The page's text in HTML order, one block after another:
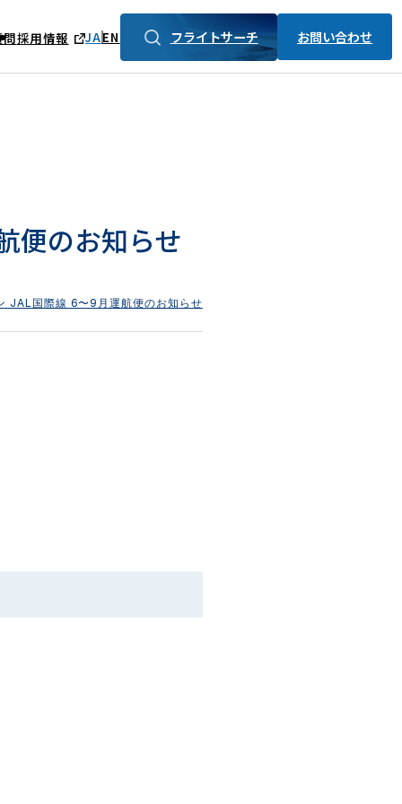
採用情報 JAEN フライトサーチ お問い合わせ
便のお知らせ
JAL国際線 6〜9月運航便のお知らせ